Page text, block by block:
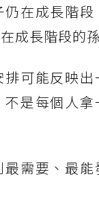
在成長階
成長階段的
可能反映
是每個人拿
需要、最